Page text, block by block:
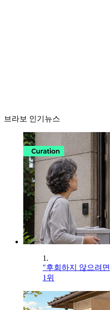
브라보 인기뉴스
1.
"후회하지 않으려
1위